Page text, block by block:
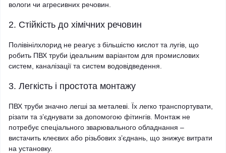
вологи чи агресивних речовин.
2. Стійкість до хімічних речовин
Полівінілхлорид не реагує з більшістю кислот та лугів, що
робить ПВХ труби ідеальним варіантом для промислових
систем, каналізації та систем водовідведення.
3. Легкість і простота монтажу
ПВХ труби значно легші за металеві. Їх легко транспортувати,
різати та з’єднувати за допомогою фітингів. Монтаж не
потребує спеціального зварювального обладнання –
вистачить клеєвих або різьбових з’єднань, що знижує витрати
на установку.